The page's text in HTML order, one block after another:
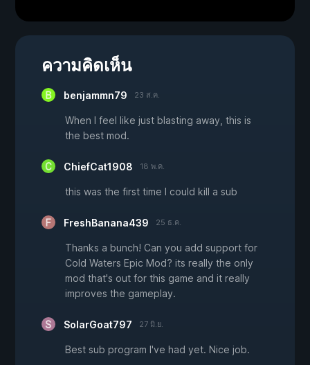
ความคิดเห็น
benjammn79 23 ส.ค.
When I feel like just blasting away, this is
the best mod.
ChiefCat1908 18 พ.ค.
this was the first time I could kill a sub
FreshBanana439 25 ธ.ค.
Thanks a bunch! Can you add support for
Cold Waters Epic Mod? its really the only
mod that's out for this game and it really
improves the gameplay.
SolarGoat797 27 มิ.ย.
Best sub program I've had yet. Nice job.